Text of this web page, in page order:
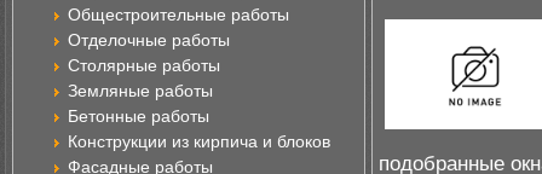
Общестроительные работы
Отделочные работы
Столярные работы
Земляные работы
Бетонные работы
Конструкции из кирпича и блоков
Фасадные работы
подобранные